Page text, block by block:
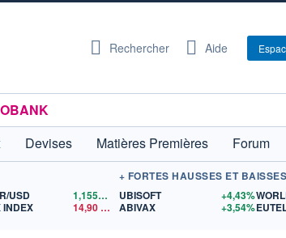
Rechercher Aide
Devises Matières Premières
Forum
USD 1,1559$US
INDEX
14,90
+ FORTES HAUSSES ET
UBISOFT
+4,43%
ABIVAX
+3,54%